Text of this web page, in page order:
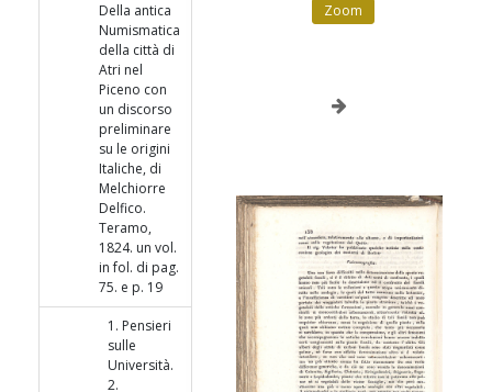
Della antica
Numismatica
della città di
Atri nel
Piceno con
un discorso
preliminare
su le origini
Italiche, di
Melchiorre
Delfico.
Teramo,
1824. un vol.
in fol. di pag.
75. e p. 19
1. Pensieri
sulle
Università.
2.
Zoom